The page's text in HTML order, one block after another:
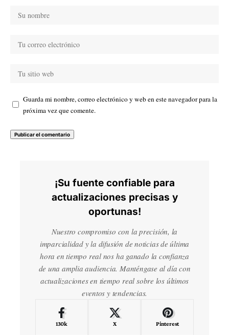
Guarda mi nombre, correo electrónico y web en este navegador para la
próxima vez que comente.
¡Su fuente confiable para
actualizaciones precisas y
oportunas!
Nuestro compromiso con la precisión, la
imparcialidad y la difusión de noticias de última
hora en tiempo real nos ha ganado la confianza
de una amplia audiencia. Manténgase al día con
actualizaciones en tiempo real sobre los últimos
eventos y tendencias.
130k X Pinterest